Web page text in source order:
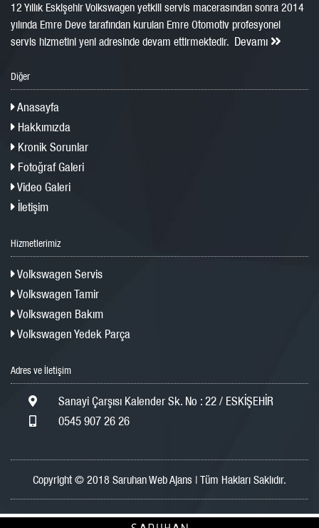
12 Yıllık Eskişehir Volkswagen yetkili servis macerasından sonra 2014
yılında Emre Deve tarafından kurulan Emre Otomotiv profesyonel
servis hizmetini yeni adresinde devam ettirmektedir. Devamı
Diğer
Anasayfa
Hakkımızda
Kronik Sorunlar
Fotoğraf Galeri
Video Galeri
İletişim
Hizmetlerimiz
Volkswagen Servis
Volkswagen Tamir
Volkswagen Bakım
Volkswagen Yedek Parça
Adres ve İletişim
Sanayi Çarşısı Kalender Sk. No : 22 / ESKİŞEHİR
0545 907 26 26
Copyright © 2018 Saruhan Web Ajans | Tüm Hakları Saklıdır.